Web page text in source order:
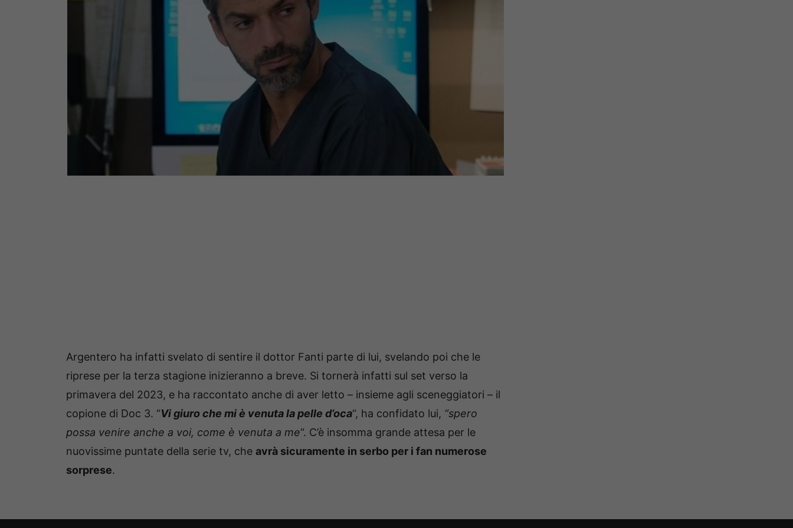
Argentero ha infatti svelato di sentire il dottor Fanti parte di lui, svelando poi che le
riprese per la terza stagione inizieranno a breve. Si tornerà infatti sul set verso la
primavera del 2023, e ha raccontato anche di aver letto – insieme agli sceneggiatori – il
copione di Doc 3. “Vi giuro che mi è venuta la pelle d’oca“, ha confidato lui, “spero
possa venire anche a voi, come è venuta a me“. C’è insomma grande attesa per le
nuovissime puntate della serie tv, che avrà sicuramente in serbo per i fan numerose
sorprese.